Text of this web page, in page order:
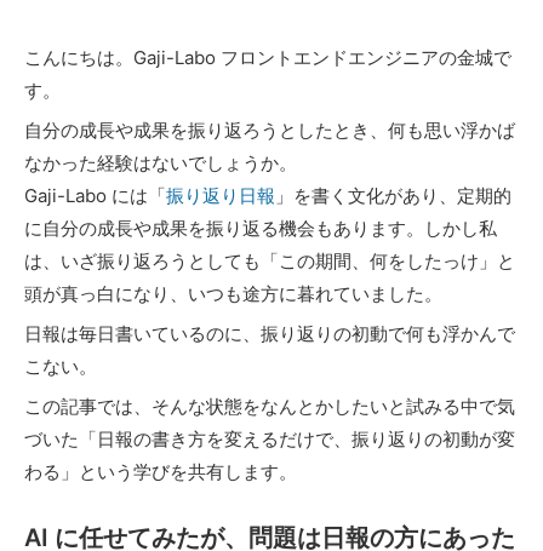
こんにちは。Gaji-Labo フロントエンドエンジニアの金城で
す。
自分の成長や成果を振り返ろうとしたとき、何も思い浮かば
なかった経験はないでしょうか。
Gaji-Labo には「振り返り日報 」を書く文化があり、定期的
に自分の成長や成果を振り返る機会もあります。しかし私
は、いざ振り返ろうとしても「この期間、何をしたっけ」と
頭が真っ白になり、いつも途方に暮れていました。
日報は毎日書いているのに、振り返りの初動で何も浮かんで
こない。
この記事では、そんな状態をなんとかしたいと試みる中で気
づいた「日報の書き方を変えるだけで、振り返りの初動が変
わる」という学びを共有します。
AI に任せてみたが、問題は日報の方にあった